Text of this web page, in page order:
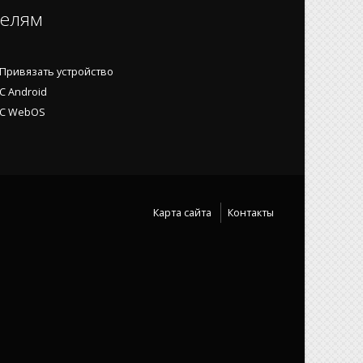
устройство
Android
WebOS
Карта сайта Контакты